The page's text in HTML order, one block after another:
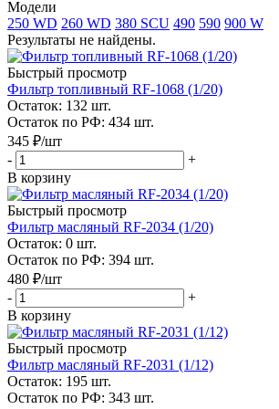
Модели
250 WD 260 WD 380 SCU 490 590 900 W
Результаты не найдены.
Быстрый просмотр
Фильтр топливный RF-1068 (1/20)
Остаток: 132 шт.
Остаток по РФ: 434 шт.
345 ₽/шт
-
+
В корзину
Быстрый просмотр
Фильтр масляный RF-2034 (1/20)
Остаток: 0 шт.
Остаток по РФ: 394 шт.
480 ₽/шт
-
+
В корзину
Быстрый просмотр
Фильтр масляный RF-2031 (1/12)
Остаток: 195 шт.
Остаток по РФ: 343 шт.